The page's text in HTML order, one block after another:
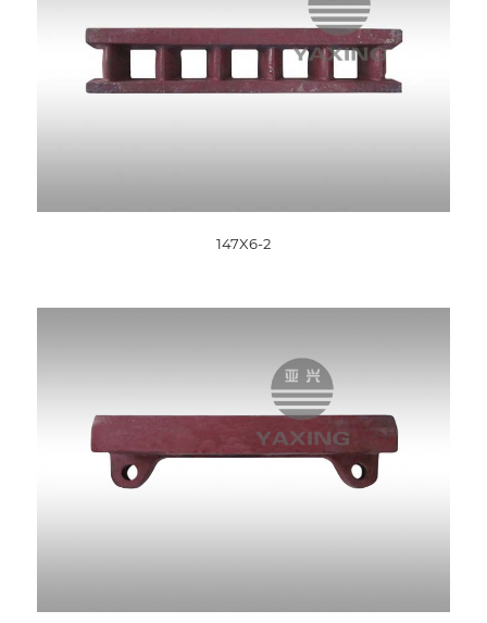
147X6-2